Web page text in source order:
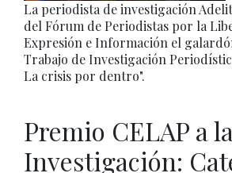
La periodista de investigación
del Fórum de Periodistas por la
Expresión e Información el
Trabajo de Investigación
La crisis por dentro".
Premio CELAP a
Investigación: